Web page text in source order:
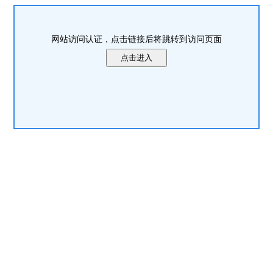
网站访问认证，点击链接后将跳转到访问页面